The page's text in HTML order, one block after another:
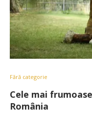
Fără categorie
Cele mai
România